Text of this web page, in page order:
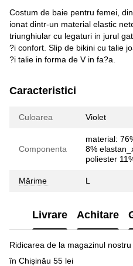
Costum de baie pentru femei,
ionat dintr-un material elastic
triunghiular cu legaturi in jurul
?i confort. Slip de bikini cu talie
?i talie in forma de V in fa?a.
Caracteristici
Culoarea Violet
Componenta
material:
8%
poliester
Mărime L
Livrare Achitare
Ridicarea de la magazinul nostru
în Chișinău 55 lei